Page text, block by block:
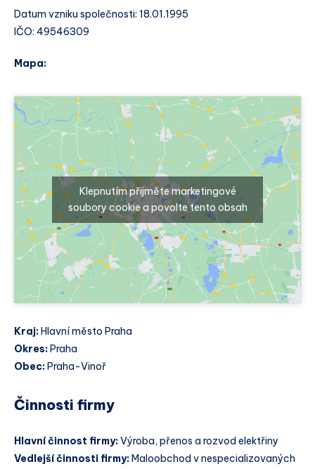
Datum vzniku společnosti: 18.01.1995
IČO: 49546309
Mapa:
Klepnutím přijměte marketingové
soubory cookie a povolte tento obsah
Kraj: Hlavní město Praha
Okres: Praha
Obec: Praha-Vinoř
Činnosti firmy
Hlavní činnost firmy:Výroba, přenos a rozvod elektřiny
Vedlejší činnosti firmy:Maloobchod v nespecializovaných